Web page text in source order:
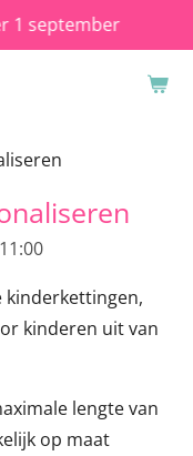
1 september
kinderkettingen,
kinderen uit van
lengte van
op maat